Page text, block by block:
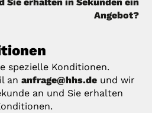
Angebot?
spezielle Konditionen.
ananfrage@hhs.de und wir
an und Sie erhalten